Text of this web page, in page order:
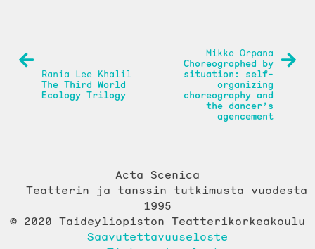
ARTIKKELIEN
SELAUS
Mikko Orpana
Choreographed by
situation: self-
organizing
choreography and
the dancer’s
agencement
Rania Lee Khalil
The Third World
Ecology Trilogy
Acta Scenica
Teatterin ja tanssin tutkimusta vuodesta
1995
© 2020 Taideyliopiston Teatterikorkeakoulu
Saavutettavuuseloste